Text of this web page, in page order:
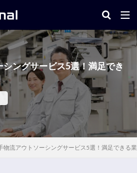
シングサービス5選！満足でき
物流アウトソーシングサービス5選！満足できる